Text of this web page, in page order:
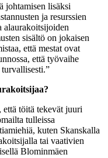
johtamisen lisäksi
ja resurssien
alaurakoitsijoiden
sisältö on jokaisen
että mestat ovat
että työvaihe
töitä tekevät juuri
tulleissa
kuten Skanskalla
tai vaativien
Blominmäen